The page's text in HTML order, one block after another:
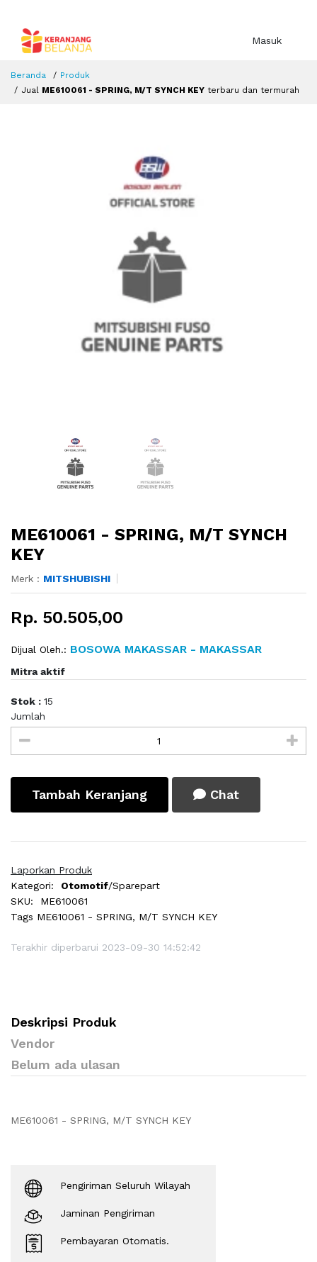
Masuk
Beranda
Produk
Jual ME610061 - SPRING, M/T SYNCH KEY terbaru dan termurah
ME610061 - SPRING, M/T SYNCH
KEY
Merk : MITSHUBISHI
Rp. 50.505,00
Dijual Oleh.: BOSOWA MAKASSAR - MAKASSAR
Mitra aktif
Stok : 15
Jumlah
Tambah Keranjang Chat
Laporkan Produk
Kategori:
Otomotif/Sparepart
SKU:
ME610061
Tags ME610061 - SPRING, M/T SYNCH KEY
Terakhir diperbarui 2023-09-30 14:52:42
Deskripsi Produk
Vendor
Belum ada ulasan
ME610061 - SPRING, M/T SYNCH KEY
Pengiriman Seluruh Wilayah
Jaminan Pengiriman
Pembayaran Otomatis.